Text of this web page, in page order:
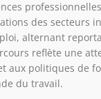
des secteurs
alternant
reflète une
aux politiques de
du travail.